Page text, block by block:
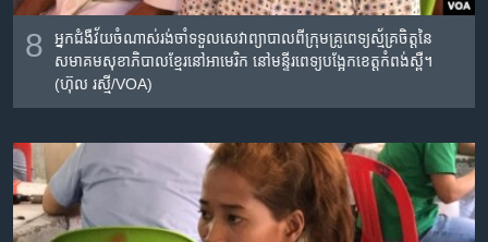
8
អ្នកជំងឺ​វ័យ​ចំណាស់​រង់​ចាំ​ទទួល​សេវាព្យាបាល​ពីក្រុម​គ្រូពេទ្យ​ស្ម័គ្រ​ចិត្តនៃ​
សមាគម​សុខាភិបាល​ខ្មែរ​នៅ​អាមេរិក​ នៅ​មន្ទីរពេទ្យ​បង្អែក​ខេត្តកំពង់​ស្ពឺ។
(ហ៊ុល រស្មី/VOA)